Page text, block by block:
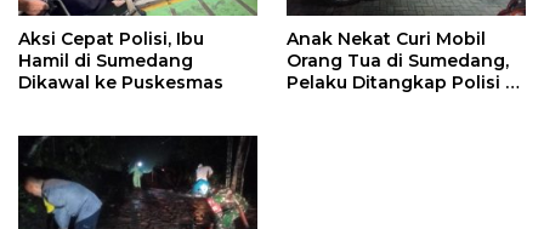
Aksi Cepat Polisi, Ibu
Hamil di Sumedang
Dikawal ke Puskesmas
Anak Nekat Curi Mobil
Orang Tua di Sumedang,
Pelaku Ditangkap Polisi di